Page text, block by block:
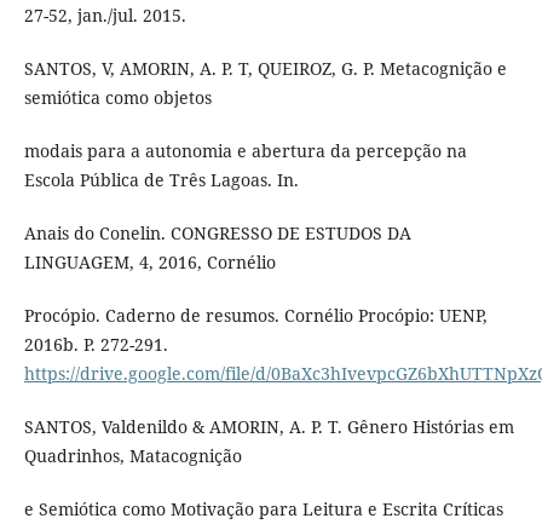
27-52, jan./jul. 2015.
SANTOS, V, AMORIN, A. P. T, QUEIROZ, G. P. Metacognição e
semiótica como objetos
modais para a autonomia e abertura da percepção na
Escola Pública de Três Lagoas. In.
Anais do Conelin. CONGRESSO DE ESTUDOS DA
LINGUAGEM, 4, 2016, Cornélio
Procópio. Caderno de resumos. Cornélio Procópio: UENP,
2016b. P. 272-291.
https://drive.google.com/file/d/
SANTOS, Valdenildo & AMORIN, A. P. T. Gênero Histórias em
Quadrinhos, Matacognição
e Semiótica como Motivação para Leitura e Escrita Críticas